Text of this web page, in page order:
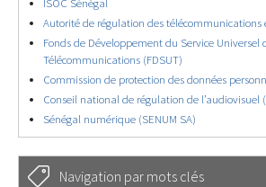
ISOC Sénégal
Autorité de régulation des télécommunications
Fonds de Développement du Service Universel
Télécommunications (FDSUT)
Commission de protection des données
Conseil national de régulation de l’audiovisuel
Sénégal numérique (SENUM SA)
Navigation par mots clés